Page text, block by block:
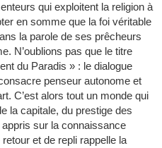
qui exploitent la religion à
en somme que la foi véritable
la parole de ses prêcheurs
N’oublions pas que le titre
du Paradis » : le dialogue
penseur autonome et
C’est alors tout un monde qui
la capitale, du prestige des
sur la connaissance
et de repli rappelle la